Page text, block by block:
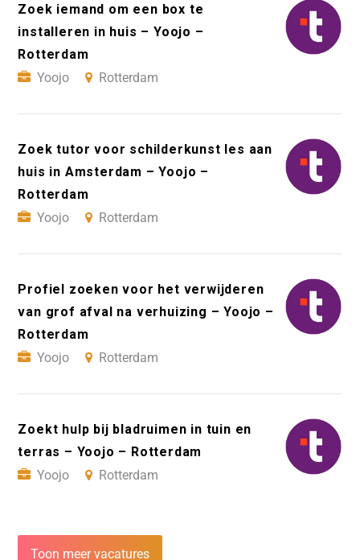
Zoek iemand om een box te
installeren in huis – Yoojo –
Rotterdam
Yoojo
Rotterdam
Zoek tutor voor schilderkunst les aan
huis in Amsterdam – Yoojo –
Rotterdam
Yoojo
Rotterdam
Profiel zoeken voor het verwijderen
van grof afval na verhuizing – Yoojo –
Rotterdam
Yoojo
Rotterdam
Zoekt hulp bij bladruimen in tuin en
terras – Yoojo – Rotterdam
Yoojo
Rotterdam
Toon meer vacatures